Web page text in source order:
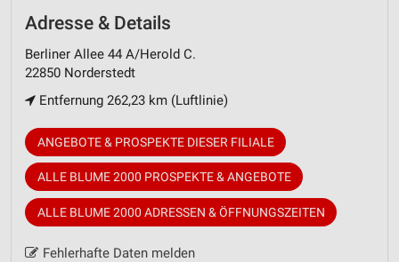
Adresse & Details
Berliner Allee 44 A/Herold C.
22850 Norderstedt
Entfernung 262,23 km (Luftlinie)
ANGEBOTE & PROSPEKTE DIESER FILIALE
ALLE BLUME 2000 PROSPEKTE & ANGEBOTE
ALLE BLUME 2000 ADRESSEN & ÖFFNUNGSZEITEN
Fehlerhafte Daten melden